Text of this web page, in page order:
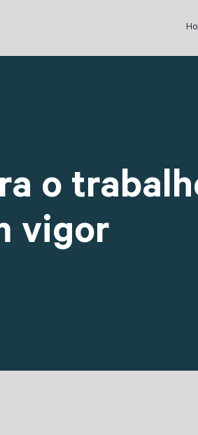
o
vigor